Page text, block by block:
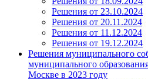
Решения от 23.10.2024
Решения от 20.11.2024
Решения от 11.12.2024
Решения от 19.12.2024
Решения муниципального
муниципального
Москве в 2023 году